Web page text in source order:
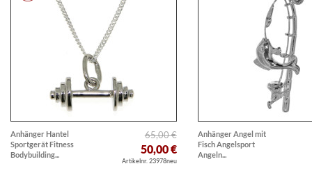
Anhänger Hantel
Sportgerät Fitness
Bodybuilding...
65,00 €
50,00 €
Artikelnr. 23978neu
Anhänger Angel mit
Fisch Angelsport
Angeln...